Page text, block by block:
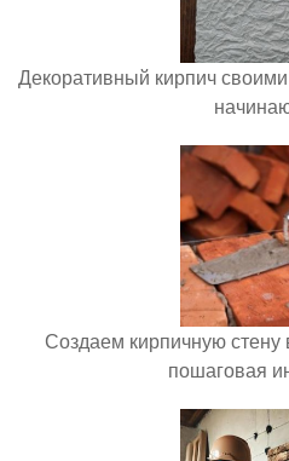
Декоративный кирпич
Создаем кирпичную стену
пошаговая